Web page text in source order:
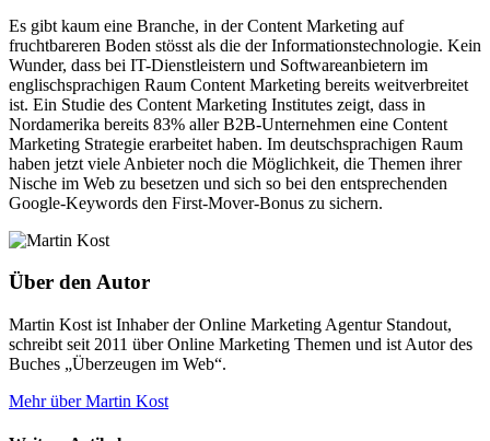
Es gibt kaum eine Branche, in der Content Marketing auf
fruchtbareren Boden stösst als die der Informationstechnologie. Kein
Wunder, dass bei IT-Dienstleistern und Softwareanbietern im
englischsprachigen Raum Content Marketing bereits weitverbreitet
ist. Ein Studie des Content Marketing Institutes zeigt, dass in
Nordamerika bereits 83% aller B2B-Unternehmen eine Content
Marketing Strategie erarbeitet haben. Im deutschsprachigen Raum
haben jetzt viele Anbieter noch die Möglichkeit, die Themen ihrer
Nische im Web zu besetzen und sich so bei den entsprechenden
Google-Keywords den First-Mover-Bonus zu sichern.
Über den Autor
Martin Kost ist Inhaber der Online Marketing Agentur Standout,
schreibt seit 2011 über Online Marketing Themen und ist Autor des
Buches „Überzeugen im Web“.
Mehr über Martin Kost